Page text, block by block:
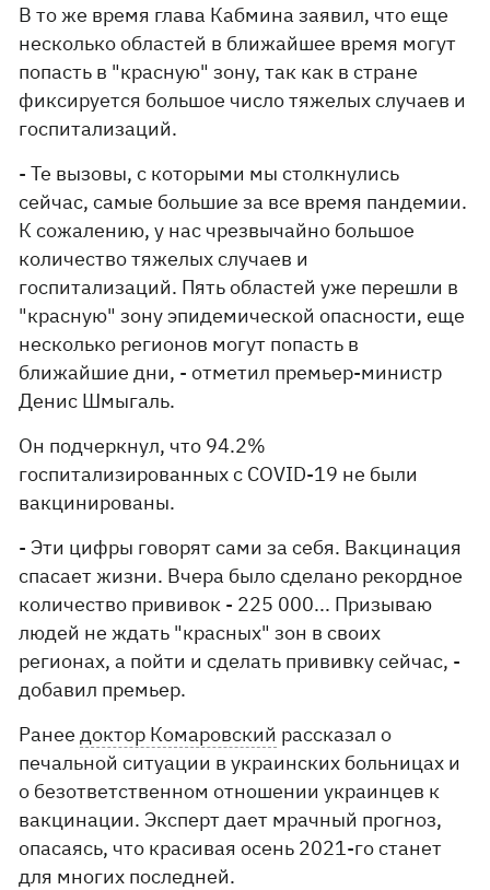
В то же время глава Кабмина заявил, что еще
несколько областей в ближайшее время могут
попасть в "красную" зону, так как в стране
фиксируется большое число тяжелых случаев и
госпитализаций.
- Те вызовы, с которыми мы столкнулись
сейчас, самые большие за все время пандемии.
К сожалению, у нас чрезвычайно большое
количество тяжелых случаев и
госпитализаций. Пять областей уже перешли в
"красную" зону эпидемической опасности, еще
несколько регионов могут попасть в
ближайшие дни, - отметил премьер-министр
Денис Шмыгаль.
Он подчеркнул, что 94.2%
госпитализированных с COVID-19 не были
вакцинированы.
- Эти цифры говорят сами за себя. Вакцинация
спасает жизни. Вчера было сделано рекордное
количество прививок - 225 000... Призываю
людей не ждать "красных" зон в своих
регионах, а пойти и сделать прививку сейчас, -
добавил премьер.
Ранеедоктор Комаровский рассказал о
печальной ситуации в украинских больницах и
о безответственном отношении украинцев к
вакцинации. Эксперт дает мрачный прогноз,
опасаясь, что красивая осень 2021-го станет
для многих последней.